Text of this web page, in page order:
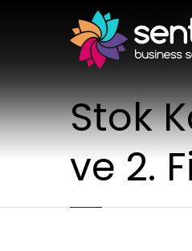
Home Knit Yenilikler
Stok
ve 2.